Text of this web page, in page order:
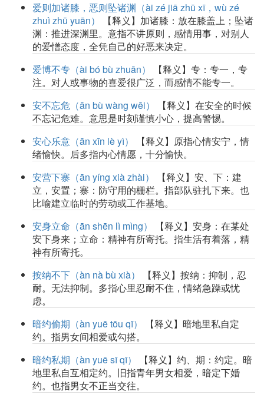
爱则加诸膝，恶则坠诸渊（ài zé jiā zhū xī，wù zé
zhuì zhū yuān）
【释义】加诸膝：放在膝盖上；坠诸
渊：推进深渊里。意指不讲原则，感情用事，对别人
的爱憎态度，全凭自己的好恶来决定。
爱博不专（ài bó bù zhuān）
【释义】专：专一，专
注。对人或事物的喜爱很广泛，而感情不能专一。
安不忘危（ān bù wàng wēi）
【释义】在安全的时候
不忘记危难。意思是时刻谨慎小心，提高警惕。
安心乐意（ān xīn lè yì）
【释义】原指心情安宁，情
绪愉快。后多指内心情愿，十分愉快。
安营下寨（ān yíng xià zhài）
【释义】安、下：建
立，安置；寨：防守用的栅栏。指部队驻扎下来。也
比喻建立临时的劳动或工作基地。
安身立命（ān shēn lì mìng）
【释义】安身：在某处
安下身来；立命：精神有所寄托。指生活有着落，精
神有所寄托。
按纳不下（àn nà bù xià）
【释义】按纳：抑制，忍
耐。无法抑制。多指心里忍耐不住，情绪急躁或忧
虑。
暗约偷期（àn yuē tōu qī）
【释义】暗地里私自定
约。指男女间相爱或勾搭。
暗约私期（àn yuē sī qī）
【释义】约、期：约定。暗
地里私自互相定约。旧指青年男女相爱，暗定下婚
约。也指男女不正当交往。